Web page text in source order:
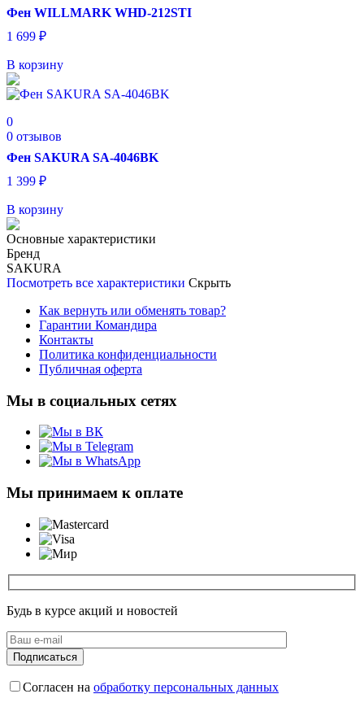
Фен WILLMARK WHD-212STI
1 699 ₽
В корзину
0
0 отзывов
Фен SAKURA SA-4046BK
1 399 ₽
В корзину
Основные характеристики
Бренд
SAKURA
Посмотреть все характеристики Скрыть
Как вернуть или обменять товар?
Гарантии Командира
Контакты
Политика конфиденциальности
Публичная оферта
Мы в социальных сетях
Мы принимаем к оплате
Будь в курсе акций и новостей
Согласен на обработку персональных данных